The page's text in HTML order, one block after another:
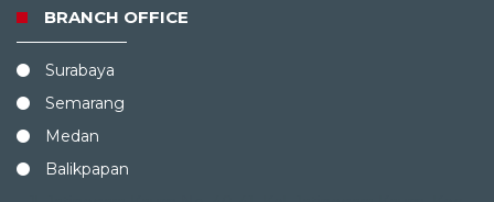
BRANCH OFFICE
Surabaya
Semarang
Medan
Balikpapan